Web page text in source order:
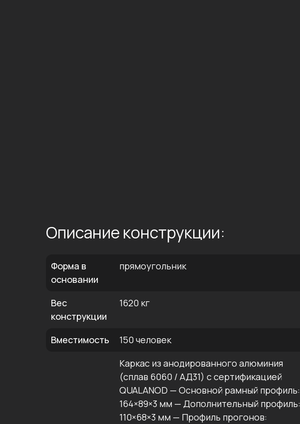
Описание конструкции:
Форма в
основании
прямоугольник
Вес
конструкции
1620 кг
Вместимость 150 человек
Каркас из анодированного алюминия
(сплав 6060 / АД31) с сертификацией
QUALANOD — Основной рамный профиль:
164×89×3 мм — Дополнительный профиль:
110×68×3 мм — Профиль прогонов: